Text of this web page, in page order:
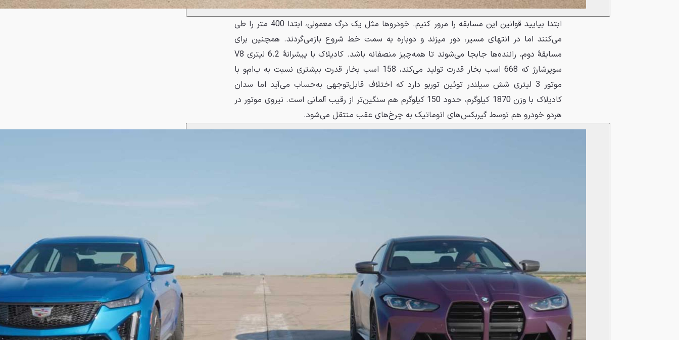
ابتدا بیایید قوانین این مسابقه را مرور کنیم. خودروها مثل یک درگ معمولی، ابتدا 400 متر را طی
می‌کنند اما در انتهای مسیر، دور میزند و دوباره به سمت خط شروع بازمی‌گردند. همچنین برای
مسابقهٔ دوم، راننده‌ها جابجا می‌شوند تا همه‌چیز منصفانه باشد. کادیلاک با پیشرانهٔ 6.2 لیتری V8
سوپرشارژ که 668 اسب بخار قدرت تولید می‌کند، 158 اسب بخار قدرت بیشتری نسبت به ب‌ام‌و با
موتور 3 لیتری شش سیلندر توئین توربو دارد که اختلاف قابل‌توجهی به‌حساب می‌آید اما سدان
کادیلاک با وزن 1870 کیلوگرم، حدود 150 کیلوگرم هم سنگین‌تر از رقیب آلمانی است. نیروی موتور در
هردو خودرو هم توسط گیربکس‌های اتوماتیک به چرخ‌های عقب منتقل می‌شود.